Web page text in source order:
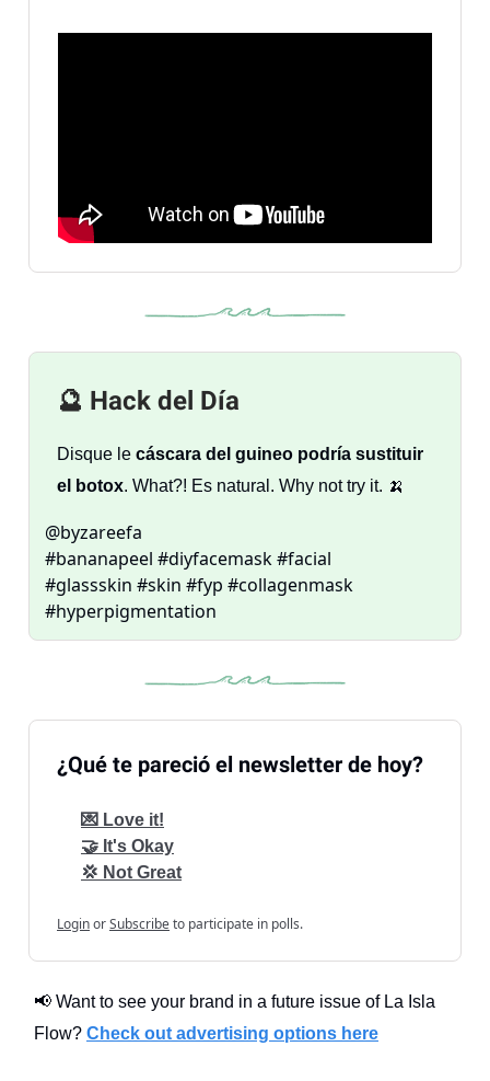
🔮 Hack del Día
Disque le cáscara del guineo podría sustituir
el botox. What?! Es natural. Why not try it. 🍌
@byzareefa
#bananapeel #diyfacemask #facial
#glassskin #skin #fyp #collagenmask
#hyperpigmentation
¿Qué te pareció el newsletter de hoy?
💌 Love it!
🤝 It's Okay
💢 Not Great
LoginorSubscribeto participate in polls.
📢 Want to see your brand in a future issue of La Isla
Flow? Check out advertising options here